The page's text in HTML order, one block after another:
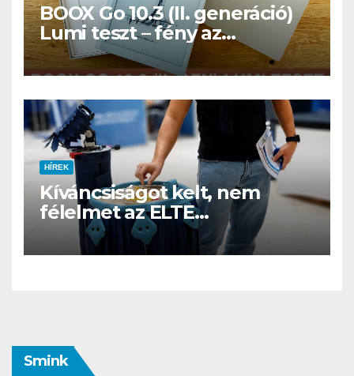
BOOX Go 10.3 (II. generáció)
Lumi teszt – fény az
éjszakában, fél könyvtár a
családi csomagban
HÍREK
Kíváncsiságot kelt, nem
félelmet az ELTE
etológusainak felszolgáló
robotja
Smink